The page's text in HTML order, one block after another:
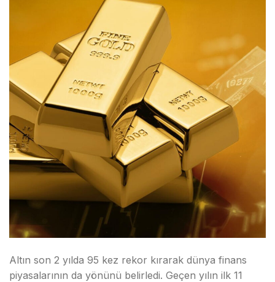
Altın son 2 yılda 95 kez rekor kırarak dünya finans
piyasalarının da yönünü belirledi. Geçen yılın ilk 11